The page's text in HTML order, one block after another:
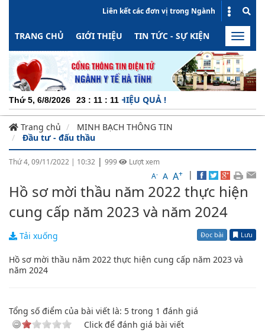
Liên kết các đơn vị trong Ngành
TRANG CHỦ GIỚI THIỆU TIN TỨC - SỰ KIỆN HOẠT
Toggle
Thứ 5, 6/8/2026 23 : 11 : 11
ĐỘNG - MINH BẠCH - HIỆU QUẢ !
Trang chủ
MINH BẠCH THÔNG TIN
Đầu tư - đấu thầu
Thứ 4, 09/11/2022 | 10:32 | 999
Lượt xem
A- A A+ |
Hồ sơ mời thầu năm 2022 thực hiện
cung cấp năm 2023 và năm 2024
Tải xuống Đọc bài Lưu
Hồ sơ mời thầu năm 2022 thực hiện cung cấp năm 2023 và
năm 2024
Tổng số điểm của bài viết là: 5 trong 1 đánh giá
Click để đánh giá bài viết